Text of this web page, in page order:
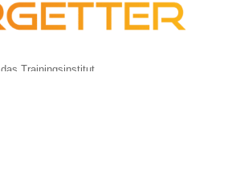
das Trainingsinstitut